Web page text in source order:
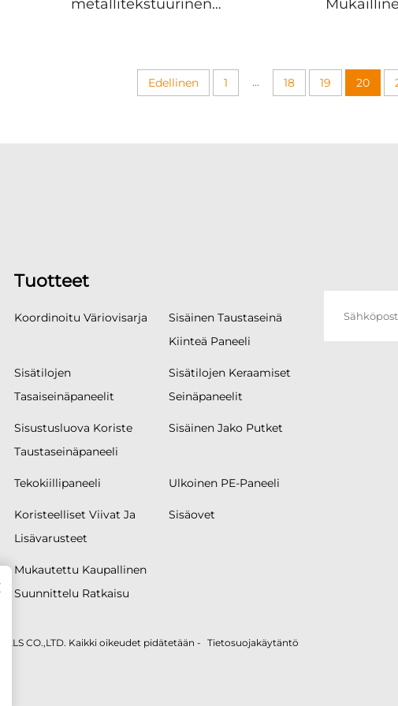
metallitekstuurinen
bamboofiberi vakio
yhteisulostettu
Luxusmansion
Edellinen 1 ... 18 19 20
Tuotteet
Koordinoitu Väriovisarja
Sisäinen Taustaseinä
Kiinteä Paneeli
Sisätilojen
Tasaiseinäpaneelit
Sisätilojen Keraamiset
Seinäpaneelit
Sisustusluova Koriste
Taustaseinäpaneeli
Sisäinen Jako Putket
Tekokiillipaneeli Ulkoinen PE-Paneeli
Koristeelliset Viivat Ja
Lisävarusteet
Sisäovet
Mukautettu Kaupallinen
Suunnittelu Ratkaisu
CO.,LTD. Kaikki oikeudet pidätetään - Tietosuojakäytäntö